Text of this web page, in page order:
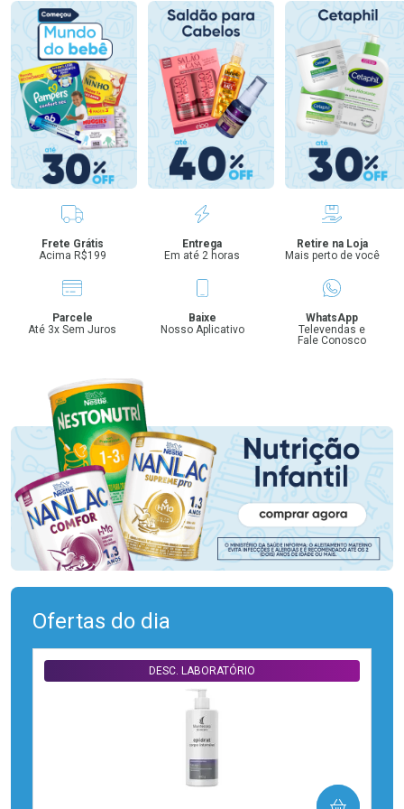
Benefícios
Frete Grátis
Acima R$199
Entrega
Em até 2 horas
Retire na Loja
Mais perto de você
Parcele
Até 3x Sem Juros
Baixe
Nosso Aplicativo
WhatsApp
Televendas e
Fale Conosco
Ofertas do dia
DESC. LABORATÓRIO
COMPRAR